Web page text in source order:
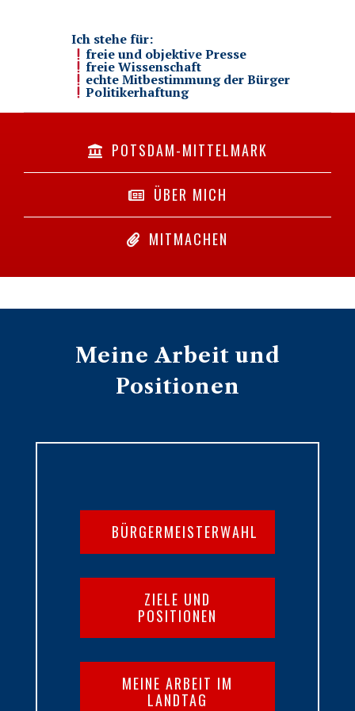
Ich stehe für:
freie und objektive Presse
freie Wissenschaft
echte Mitbestimmung der Bürger
Politikerhaftung
POTSDAM-MITTELMARK
ÜBER MICH
MITMACHEN
Meine Arbeit und
Positionen
BÜRGERMEISTERWAHL
ZIELE UND
POSITIONEN
MEINE ARBEIT IM
LANDTAG